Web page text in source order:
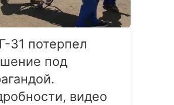
31 потерпел
под
видео